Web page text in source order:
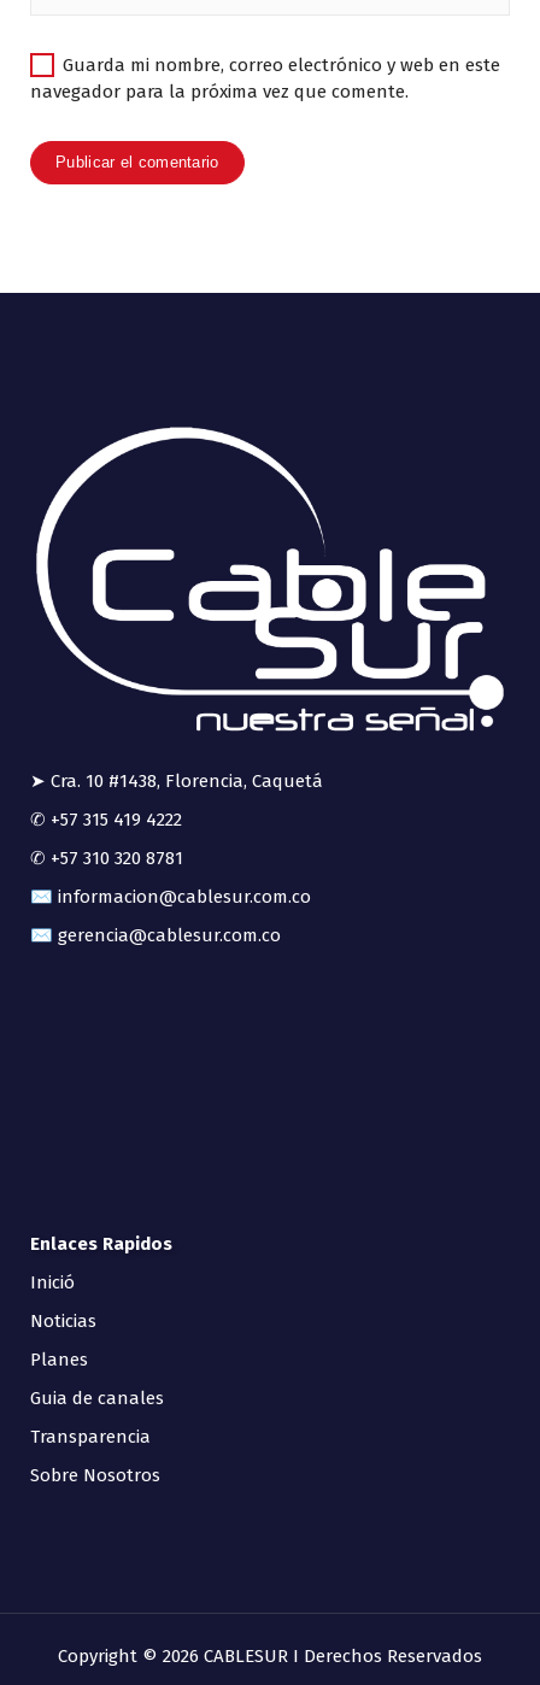
Guarda mi nombre, correo electrónico y web en este
navegador para la próxima vez que comente.
➤ Cra. 10 #1438, Florencia, Caquetá
✆ +57 315 419 4222
✆ +57 310 320 8781
✉ informacion@cablesur.com.co
✉ gerencia@cablesur.com.co
Enlaces Rapidos
Inició
Noticias
Planes
Guia de canales
Transparencia
Sobre Nosotros
Copyright © 2026 CABLESUR I Derechos Reservados